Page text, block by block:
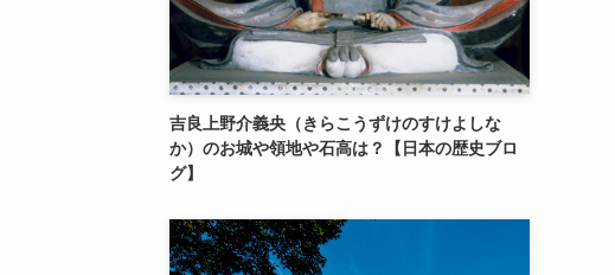
吉良上野介義央（きらこうずけのすけよしな
か）のお城や領地や石高は？【日本の歴史ブロ
グ】